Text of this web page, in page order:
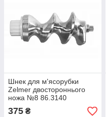
Шнек для м'ясорубки
Zelmer двостороннього
ножа №8 86.3140
12000524
375 ₴